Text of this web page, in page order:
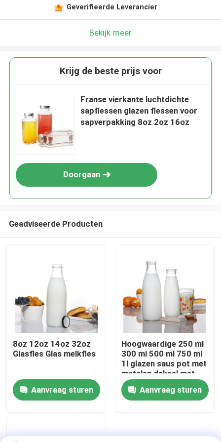
Over ons
Geverifieerde Leverancier
Bekijk meer
Krijg de beste prijs voor
Franse vierkante luchtdichte
sapflessen glazen flessen voor
sapverpakking 8oz 2oz 16oz
Doorgaan
Geadviseerde Producten
8oz 12oz 14oz 32oz
Glasfles Glas melkfles
Aanvraag sturen
Hoogwaardige 250 ml
300 ml 500 ml 750 ml
1l glazen saus pot met
metalen deksel met
plastic deksel
Aanvraag sturen